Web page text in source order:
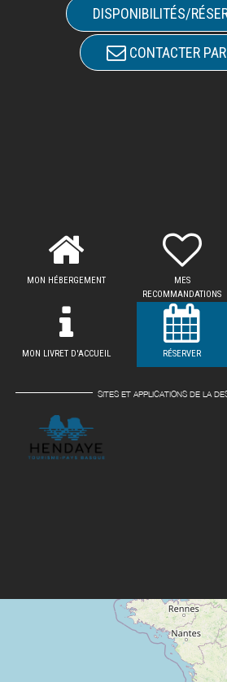
DISPONIBILITÉS/
CONTACTER
MON HÉBERGEMENT
MES
RECOMMANDATIONS
MON LIVRET D'ACCUEIL RÉSERVER
SITES ET APPLICATIONS DE LA